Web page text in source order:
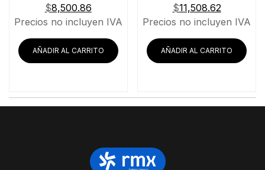
$8,500.86
Precios no incluyen IVA
AÑADIR AL CARRITO
$11,508.62
Precios no incluyen IVA
AÑADIR AL CARRITO